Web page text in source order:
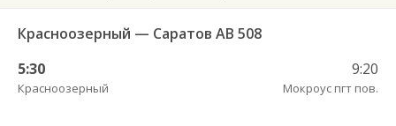
Красноозерный — Саратов АВ 508
5:30
Красноозерный
9:20
Мокроус пгт пов.